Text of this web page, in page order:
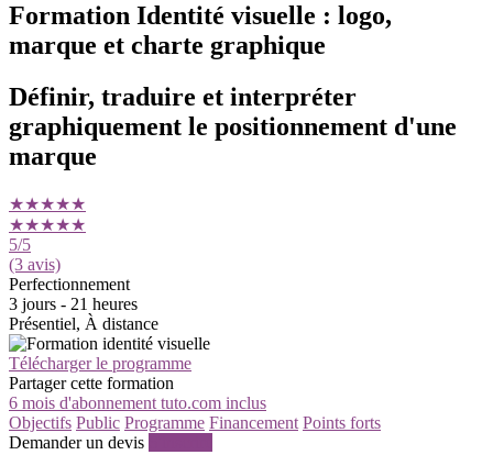
Formation Identité visuelle : logo,
marque et charte graphique
Définir, traduire et interpréter
graphiquement le positionnement d'une
marque
★★★★★
★★★★★
5/5
(3 avis)
Perfectionnement
3 jours - 21 heures
Présentiel, À distance
Télécharger le programme
Partager cette formation
6 mois d'abonnement tuto.com inclus
Objectifs Public Programme Financement Points forts
Demander un devis